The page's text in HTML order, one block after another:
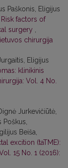
Paškonis, Eligijus
Risk factors of
surgery
chirurgija
Eligijus
klinikinis
Vol. 4 No.
Jurkevičiūtė,
Beiša,
excition (taTME):
15 No. 1 (2016):